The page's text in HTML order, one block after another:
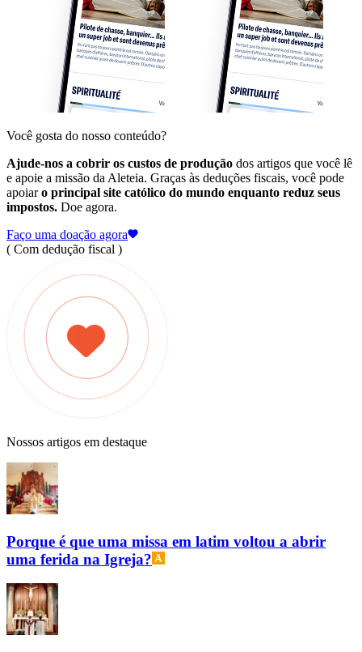
Você gosta do nosso conteúdo?
Ajude-nos a cobrir os custos de produção dos artigos que você lê
e apoie a missão da Aleteia. Graças às deduções fiscais, você pode
apoiaro principal site católico do mundo enquanto reduz seus
impostos. Doe agora.
Faço uma doação agora
( Com dedução fiscal )
Nossos artigos em destaque
Porque é que uma missa em latim voltou a abrir
uma ferida na Igreja?